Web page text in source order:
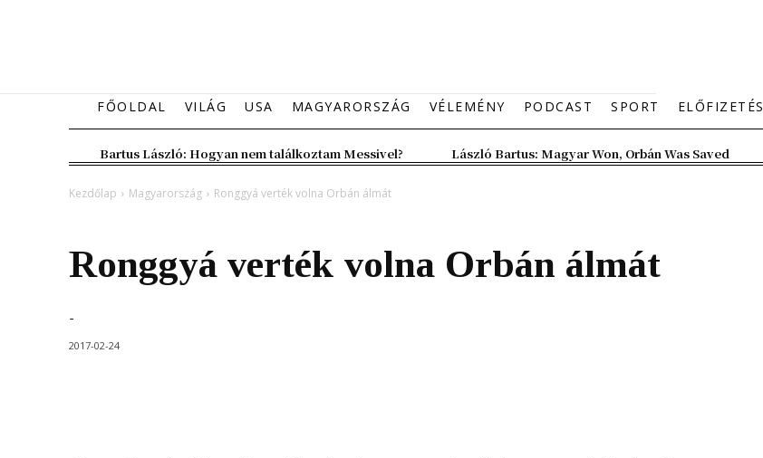
FŐOLDAL VILÁG USA MAGYARORSZÁG VÉLEMÉNY PODCAST SPORT ELŐFIZETÉS
Bartus László: Hogyan nem találkoztam Messivel? László Bartus: Magyar Won, Orbán Was Saved
Kezdőlap Magyarország Ronggyá verték volna Orbán álmát
Ronggyá verték volna Orbán álmát
-
2017-02-24